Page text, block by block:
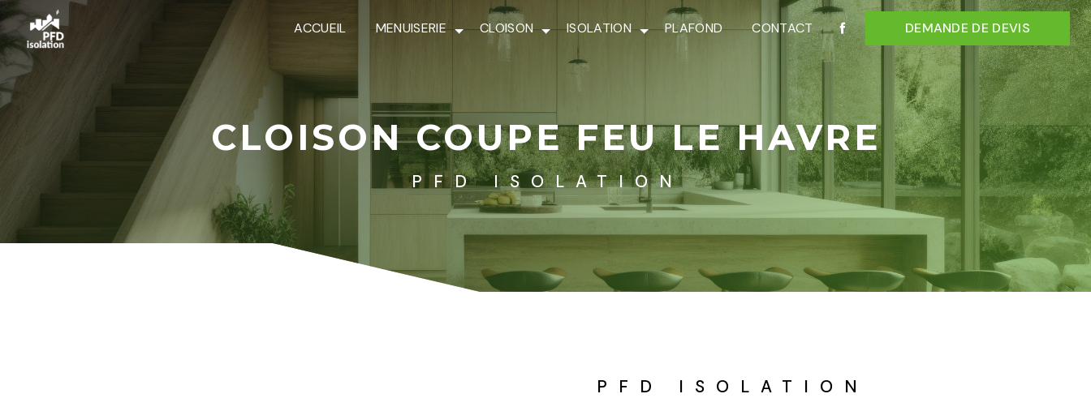
ACCUEIL MENUISERIE CLOISON ISOLATION PLAFOND CONTACT DEMANDE DE DEVIS
CLOISON COUPE FEU LE HAVRE
PFD ISOLATION
PFD ISOLATION
Panneau de gestion des cookies